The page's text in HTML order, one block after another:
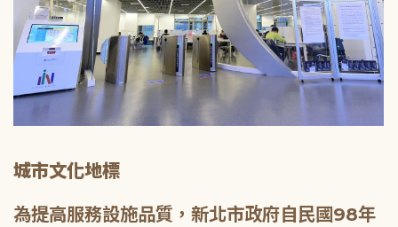
城市文化地標
為提高服務設施品質，新北市政府自民國98年